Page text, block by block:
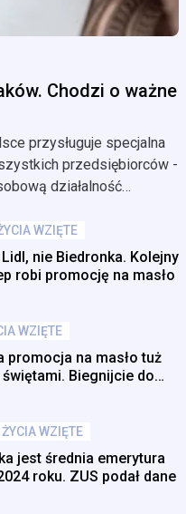
Chodzi o ważne
przysługuje specjalna
przedsiębiorców -
działalność
złożyli taki wniosek. Co
WZIĘTE
Lidl, nie Biedronka. Kolejny
robi promocję na masło
WZIĘTE
promocja na masło tuż
Biegnijcie do
WZIĘTE
jest średnia emerytura
roku. ZUS podał dane